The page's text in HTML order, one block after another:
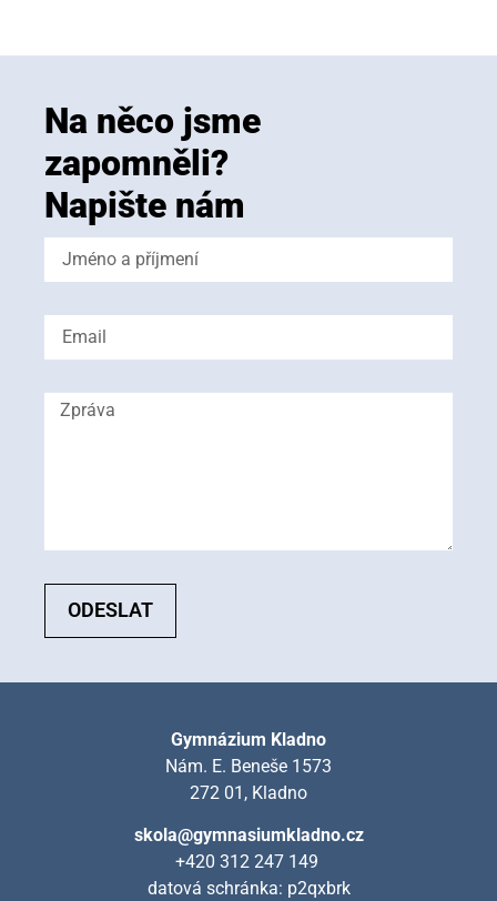
Na něco jsme
zapomněli?
Napište nám
ODESLAT
Gymnázium Kladno
Nám. E. Beneše 1573
272 01, Kladno
skola@gymnasiumkladno.cz
+420 312 247 149
datová schránka: p2qxbrk